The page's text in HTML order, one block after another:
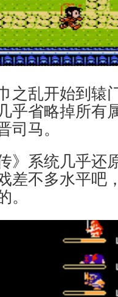
之乱开始到辕
乎省略掉所有
马。
》系统几乎还
差不多水平吧